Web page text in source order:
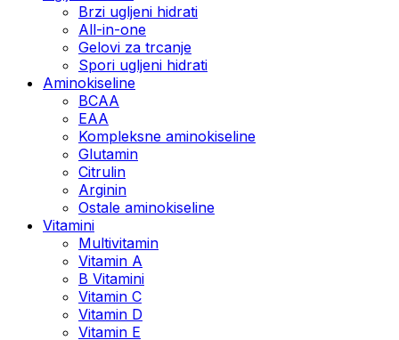
Brzi ugljeni hidrati
All-in-one
Gelovi za trcanje
Spori ugljeni hidrati
Aminokiseline
BCAA
ЕАА
Kompleksne aminokiseline
Glutamin
Citrulin
Arginin
Ostale aminokiseline
Vitamini
Multivitamin
Vitamin A
B Vitamini
Vitamin C
Vitamin D
Vitamin E